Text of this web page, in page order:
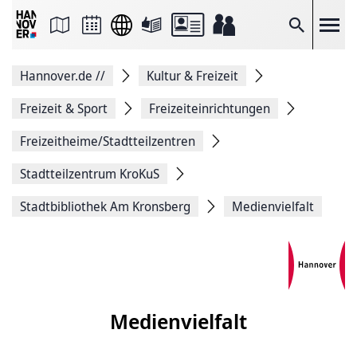
Suche
Seite
Facebook
teilen
Seitenlink
Seite
Hannover.de //
Kultur & Freizeit
Freizeit & Sport
Freizeiteinrichtungen
Freizeitheime/Stadtteilzentren
Stadtteilzentrum KroKuS
Stadtbibliothek Am Kronsberg
Medienvielfalt
Medienvielfalt